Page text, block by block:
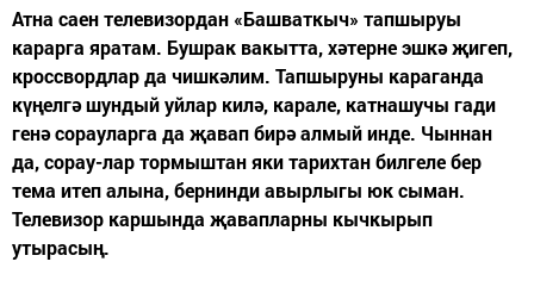
Атна саен телевизордан «Башваткыч» тапшыруы
карарга яратам. Бушрак вакытта, хәтерне эшкә җигеп,
кроссвордлар да чишкәлим. Тапшыруны караганда
күңелгә шундый уйлар килә, карале, катнашучы гади
генә сорауларга да җавап бирә алмый инде. Чыннан
да, сорау-лар тормыштан яки тарихтан билгеле бер
тема итеп алына, бернинди авырлыгы юк сыман.
Телевизор каршында җавапларны кычкырып
утырасың.